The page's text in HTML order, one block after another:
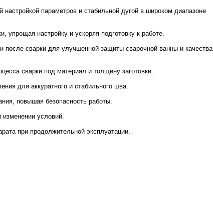
параметров и стабильной дугой в широком диапазоне
упрощая настройку и ускоряя подготовку к работе.
после сварки для улучшенной защиты сварочной ванны и качества
сварки под материал и толщину заготовки.
для аккуратного и стабильного шва.
повышая безопасность работы.
условий.
при продолжительной эксплуатации.